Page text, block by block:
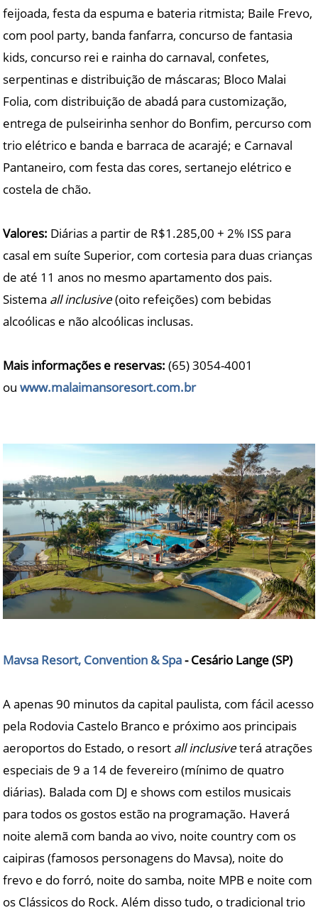
feijoada, festa da espuma e bateria ritmista; Baile Frevo,
com pool party, banda fanfarra, concurso de fantasia
kids, concurso rei e rainha do carnaval, confetes,
serpentinas e distribuição de máscaras; Bloco Malai
Folia, com distribuição de abadá para customização,
entrega de pulseirinha senhor do Bonfim, percurso com
trio elétrico e banda e barraca de acarajé; e Carnaval
Pantaneiro, com festa das cores, sertanejo elétrico e
costela de chão.
Valores: Diárias a partir de R$1.285,00 + 2% ISS para
casal em suíte Superior, com cortesia para duas crianças
de até 11 anos no mesmo apartamento dos pais.
Sistema all inclusive(oito refeições) com bebidas
alcoólicas e não alcoólicas inclusas.
Mais informações e reservas:(65) 3054-4001
ouwww.malaimansoresort.com.br
Mavsa Resort, Convention & Spa- Cesário Lange (SP)
A apenas 90 minutos da capital paulista, com fácil acesso
pela Rodovia Castelo Branco e próximo aos principais
aeroportos do Estado, o resort all inclusiveterá atrações
especiais de 9 a 14 de fevereiro (mínimo de quatro
diárias). Balada com DJ e shows com estilos musicais
para todos os gostos estão na programação. Haverá
noite alemã com banda ao vivo, noite country com os
caipiras (famosos personagens do Mavsa), noite do
frevo e do forró, noite do samba, noite MPB e noite com
os Clássicos do Rock. Além disso tudo, o tradicional trio